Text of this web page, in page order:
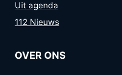
Uit agenda
112 Nieuws
OVER ONS